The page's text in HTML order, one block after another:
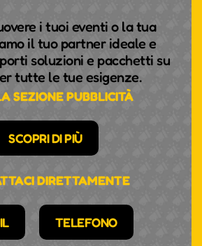
i tuoi eventi o la tua
il tuo partner ideale e
soluzioni e pacchetti su
tutte le tue esigenze.
SEZIONE PUBBLICITÀ
SCOPRI DI PIÙ
DIRETTAMENTE
TELEFONO